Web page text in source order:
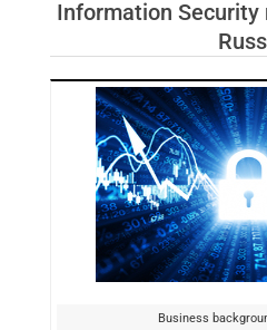
Information Security
Business